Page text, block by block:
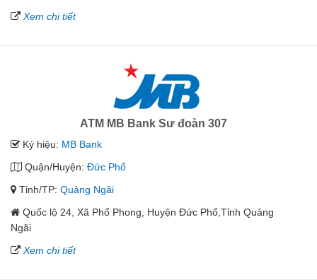
Xem chi tiết
ATM MB Bank Sư đoàn 307
Ký hiệu: MB Bank
Quận/Huyện: Đức Phổ
Tỉnh/TP: Quảng Ngãi
Quốc lộ 24, Xã Phổ Phong, Huyện Đức Phổ,Tỉnh Quảng
Ngãi
Xem chi tiết